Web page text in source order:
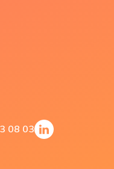
08 03